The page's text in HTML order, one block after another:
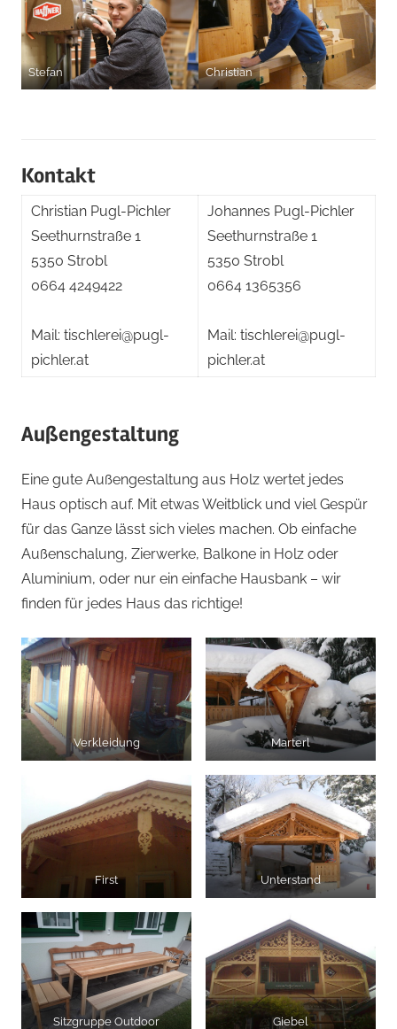
Stefan Christian
Kontakt
Christian Pugl-Pichler
Seethurnstraße 1
5350 Strobl
0664 4249422
Mail: tischlerei@pugl-
pichler.at
Johannes Pugl-Pichler
Seethurnstraße 1
5350 Strobl
0664 1365356
Mail: tischlerei@pugl-
pichler.at
Außengestaltung
Eine gute Außengestaltung aus Holz wertet jedes
Haus optisch auf. Mit etwas Weitblick und viel Gespür
für das Ganze lässt sich vieles machen. Ob einfache
Außenschalung, Zierwerke, Balkone in Holz oder
Aluminium, oder nur ein einfache Hausbank – wir
finden für jedes Haus das richtige!
Verkleidung Marterl
First Unterstand
Sitzgruppe Outdoor Giebel